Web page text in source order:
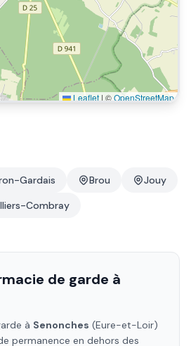
Leaflet | ©OpenStreetMap
Gardais Brou
Jouy
Combray
de garde à
à Senonches (Eure-et-Loir)
permanence en dehors des